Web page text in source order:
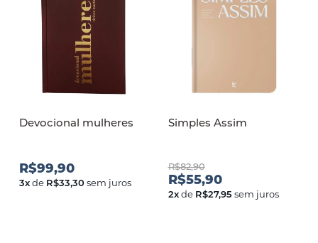
Devocional mulheres
R$99,90
3xde R$33,30sem juros
Simples Assim
R$82,90
R$55,90
2xde R$27,95sem juros